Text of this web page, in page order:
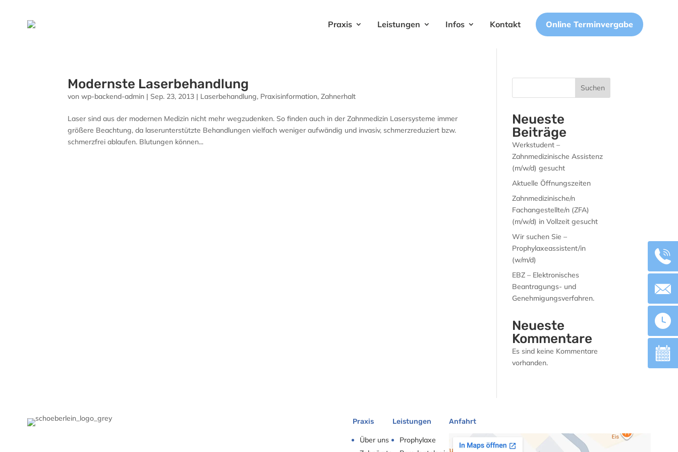
Praxis Leistungen Infos Kontakt Online Terminvergabe
Modernste Laserbehandlung
vonwp-backend-admin | Sep. 23, 2013 | Laserbehandlung, Praxisinformation,Zahnerhalt
Laser sind aus der modernen Medizin nicht mehr wegzudenken. So finden auch in der Zahnmedizin Lasersysteme immer
größere Beachtung, da laserunterstützte Behandlungen vielfach weniger aufwändig und invasiv, schmerzreduziert bzw.
schmerzfrei ablaufen. Blutungen können...
Suchen
Neueste
Beiträge
Werkstudent –
Zahnmedizinische Assistenz
(m/w/d) gesucht
Aktuelle Öffnungszeiten
Zahnmedizinische/n
Fachangestellte/n (ZFA)
(m/w/d) in Vollzeit gesucht
Wir suchen Sie –
Prophylaxeassistent/in
(w/m/d)
EBZ – Elektronisches
Beantragungs- und
Genehmigungsverfahren.
Neueste
Kommentare
Es sind keine Kommentare
vorhanden.
Praxis
Über uns
Leistungen
Prophylaxe
Anfahrt